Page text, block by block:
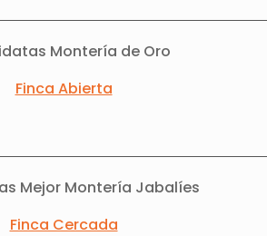
Montería de Oro
Finca Abierta
Mejor Montería Jabalíes
Finca Cercada